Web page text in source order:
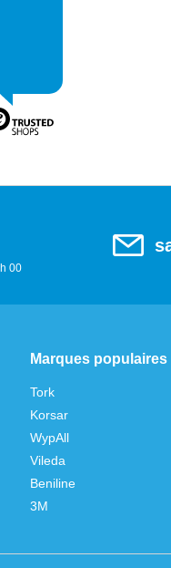
00
Marques populaires
Tork
Korsar
WypAll
Vileda
Beniline
3M